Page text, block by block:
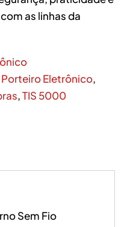
as linhas da
Porteiro Eletrônico,
,TIS 5000
Sem Fio